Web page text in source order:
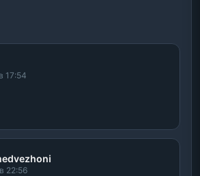
17:54
22:56